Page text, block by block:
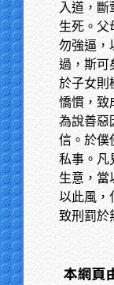
入道，
生死。父
勿強逼，
過，斯可
於子女則
憍慣，致
為說善惡
信。於僕
私事。凡
生意，當
以此風，
致刑罰於